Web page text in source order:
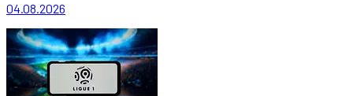
04.08.2026